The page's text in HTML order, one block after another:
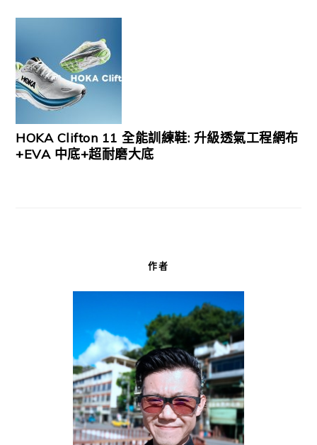
HOKA Clifton 11 全能訓練鞋: 升級透氣工程網布
+EVA 中底+超耐磨大底
作者